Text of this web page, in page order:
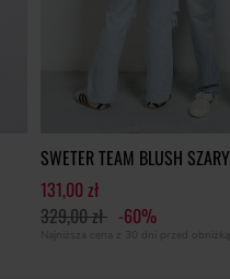
SWETER TEAM BLUSH SZARY
131,00 zł
329,00 zł -60%
Najniższa cena z 30 dni przed obniżką